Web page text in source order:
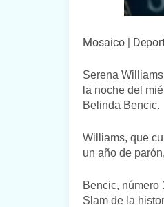
Mosaico |
Serena
la noche del
Belinda Bencic.
Williams, que
un año de
Bencic, número
Slam de la